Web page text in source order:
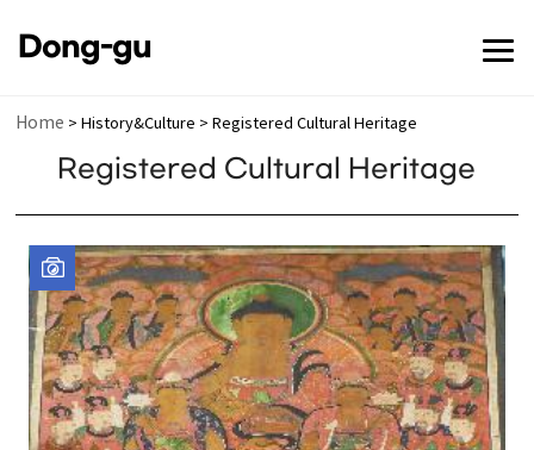
Dong-gu
메뉴 열기
메뉴 열기
전체메뉴 닫기
Home > History&Culture > Registered Cultural Heritage
Registered Cultural Heritage